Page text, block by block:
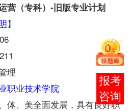
营（专科）-旧版专业计划
】
理
职业技术学院
体、美全面发展，具有良好职
在线
客服